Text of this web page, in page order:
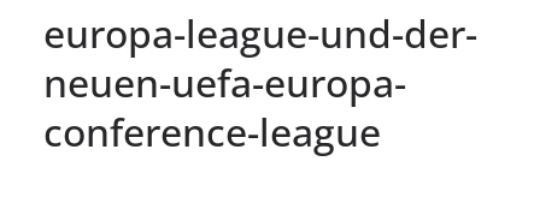
europa-league-und-der-
neuen-uefa-europa-
conference-league